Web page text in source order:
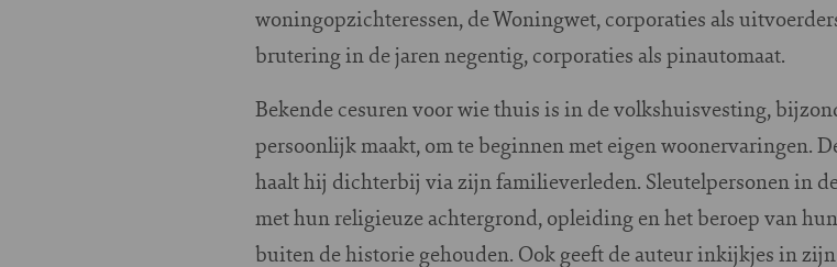
woningopzichteressen, de Woningwet, corporaties als
brutering in de jaren negentig, corporaties als pinautomaat.
Bekende cesuren voor wie thuis is in de volkshuisvesting,
persoonlijk maakt, om te beginnen met eigen woonervaringen.
haalt hij dichterbij via zijn familieverleden. Sleutelpersonen in
met hun religieuze achtergrond, opleiding en het beroep van
buiten de historie gehouden. Ook geeft de auteur inkijkjes in zijn